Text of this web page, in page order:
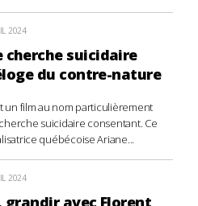
2024
suicidaire
du contre-nature
un film au nom particulièrement
suicidaire consentant. Ce
québécoise Ariane...
2024
grandir avec Florent